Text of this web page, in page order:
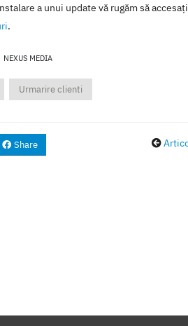
a unui update vă rugăm să
.
NEXUS MEDIA
Urmarire clienti
Share